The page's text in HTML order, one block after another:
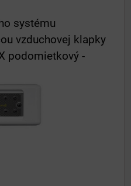
systému
vzduchovej klapky
podomietkový -